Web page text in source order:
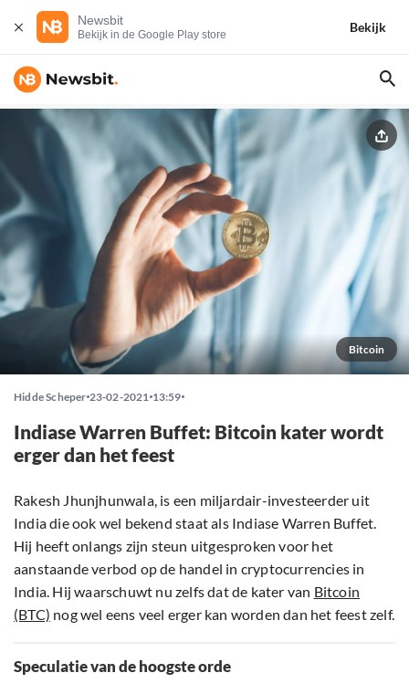
Newsbit
Bekijk in de Google Play store
Bekijk
Bitcoin
Hidde Scheper 23-02-2021 13:59
Indiase Warren Buffet: Bitcoin kater wordt
erger dan het feest
Rakesh Jhunjhunwala, is een miljardair-investeerder uit
India die ook wel bekend staat als Indiase Warren Buffet.
Hij heeft onlangs zijn steun uitgesproken voor het
aanstaande verbod op de handel in cryptocurrencies in
India. Hij waarschuwt nu zelfs dat de kater van Bitcoin
(BTC) nog wel eens veel erger kan worden dan het feest zelf.
Speculatie van de hoogste orde